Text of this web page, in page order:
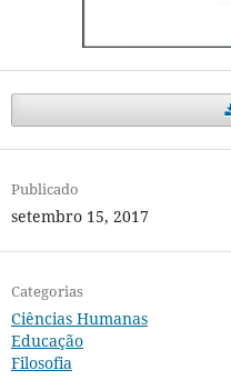
Publicado
setembro 15, 2017
Categorias
Ciências Humanas
Educação
Filosofia